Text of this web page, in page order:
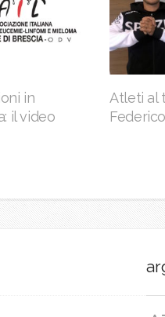
in
il video
Atleti al